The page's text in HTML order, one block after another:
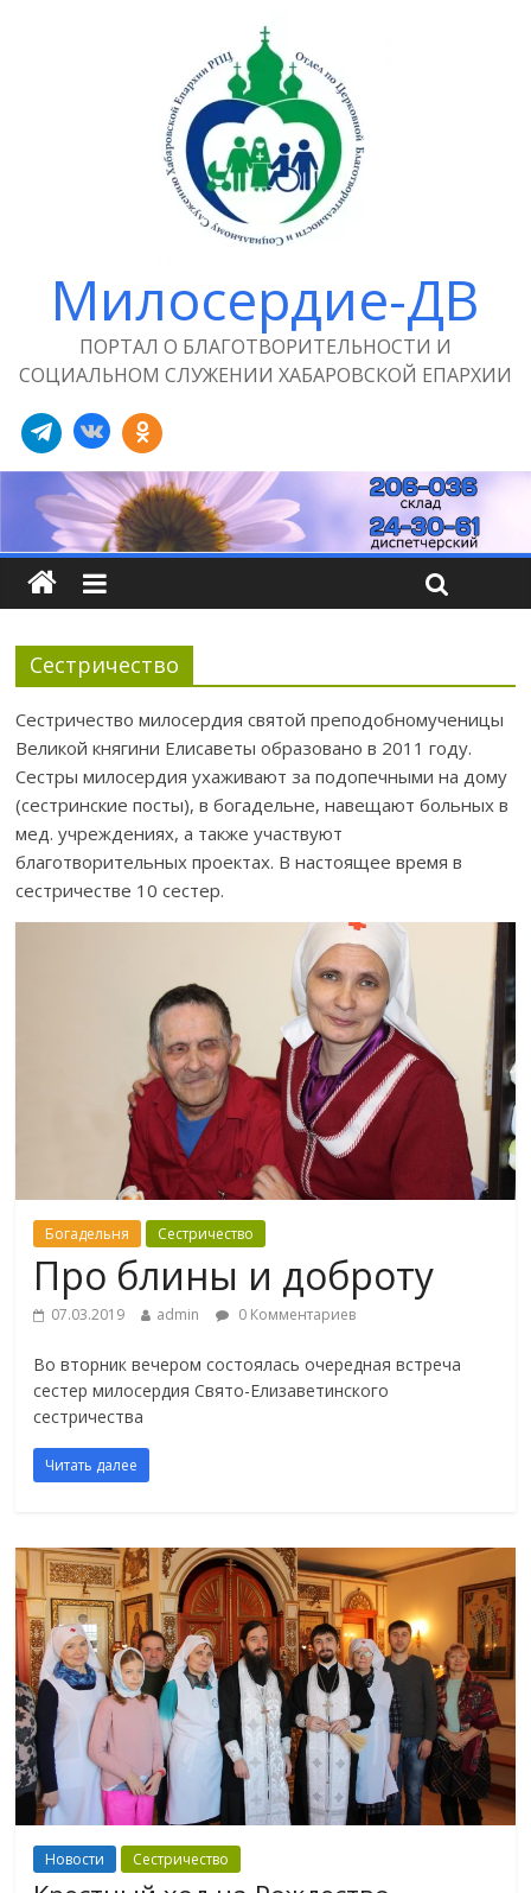
Милосердие-ДВ
ПОРТАЛ О БЛАГОТВОРИТЕЛЬНОСТИ И
СОЦИАЛЬНОМ СЛУЖЕНИИ ХАБАРОВСКОЙ ЕПАРХИИ
Сестричество
Сестричество милосердия святой преподобномученицы
Великой княгини Елисаветы образовано в 2011 году.
Сестры милосердия ухаживают за подопечными на дому
(сестринские посты), в богадельне, навещают больных в
мед. учреждениях, а также участвуют
благотворительных проектах. В настоящее время в
сестричестве 10 сестер.
Богадельня Сестричество
Про блины и доброту
07.03.2019 admin 0 Комментариев
Во вторник вечером состоялась очередная встреча
сестер милосердия Свято-Елизаветинского
сестричества
Читать далее
Новости Сестричество